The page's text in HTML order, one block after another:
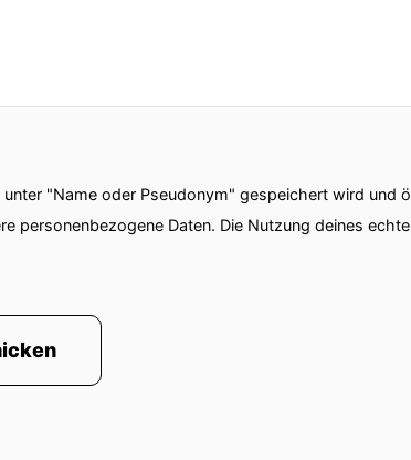
"Name oder Pseudonym" gespeichert wird und
personenbezogene Daten. Die Nutzung deines